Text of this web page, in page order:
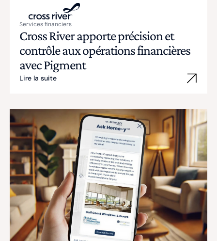
Services financiers
Cross River apporte précision et
contrôle aux opérations financières
avec Pigment
Lire la suite